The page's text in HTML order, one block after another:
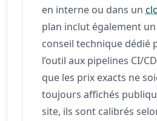
en interne ou dans un
plan inclut également
conseil technique dédié
l’outil aux pipelines CI/
que les prix exacts ne
toujours affichés
site, ils sont calibrés